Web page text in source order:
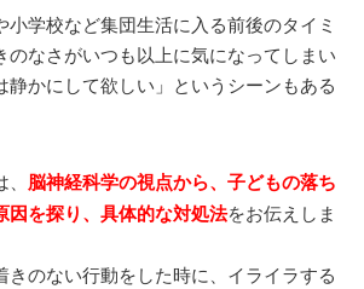
小学校など集団生活に入る前後のタイミ
のなさがいつも以上に気になってしまい
静かにして欲しい」というシーンもある
脳神経科学の視点から、子どもの落ち
因を探り、具体的な対処法をお伝えしま
きのない行動をした時に、イライラする